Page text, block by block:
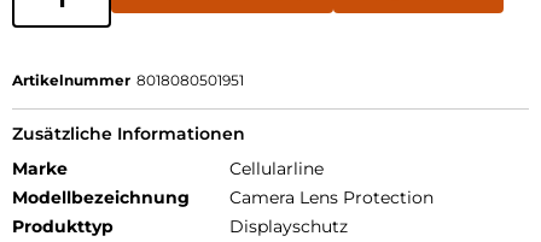
Artikelnummer 8018080501951
Zusätzliche Informationen
Marke
Cellularline
Modellbezeichnung
Camera Lens Protection
Produkttyp
Displayschutz